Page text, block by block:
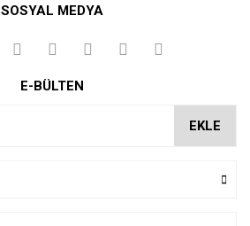
SOSYAL MEDYA
E-BÜLTEN
EKLE